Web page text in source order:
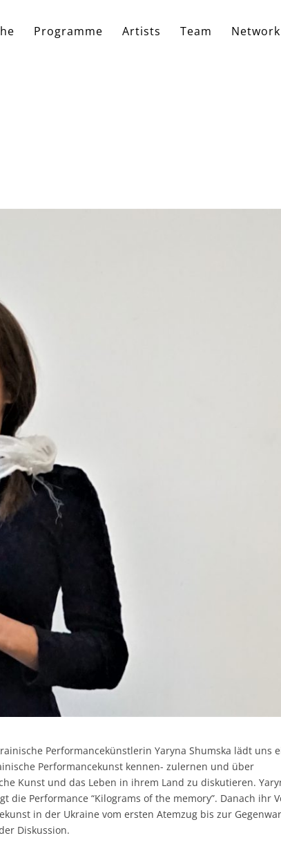
Programme Artists Team Network
Performancekünstlerin Yaryna Shumska lädt uns
Performancekunst kennen- zulernen und über
Kunst und das Leben in ihrem Land zu diskutieren.
die Performance “Kilograms of the memory”. Danach ihr
in der Ukraine vom ersten Atemzug bis zur
Diskussion.